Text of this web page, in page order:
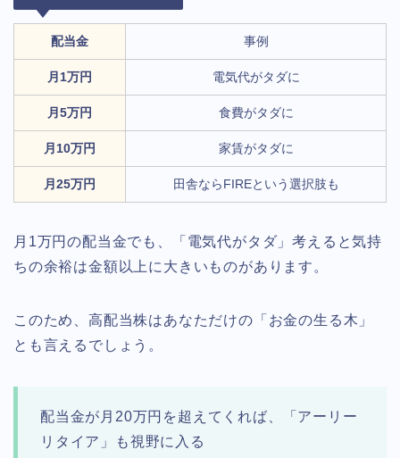
配当金 事例
月1万円 電気代がタダに
月5万円 食費がタダに
月10万円 家賃がタダに
月25万円 田舎ならFIREという選択肢も
月1万円の配当金でも、「電気代がタダ」考えると気持
ちの余裕は金額以上に大きいものがあります。
このため、高配当株はあなただけの「お金の生る木」
とも言えるでしょう。
配当金が月20万円を超えてくれば、「アーリー
リタイア」も視野に入る